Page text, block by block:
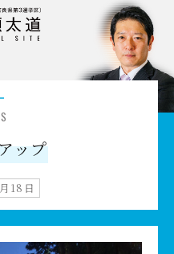
ップ
18日